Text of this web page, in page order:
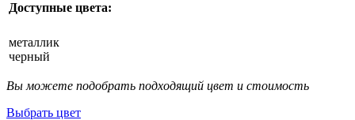
Доступные цвета:
металлик
черный
Вы можете подобрать подходящий цвет и стоимость
Выбрать цвет